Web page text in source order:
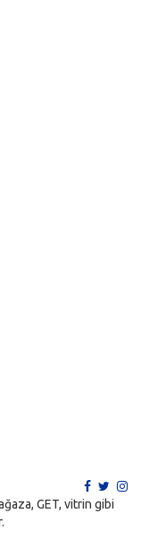
GET, vitrin gibi